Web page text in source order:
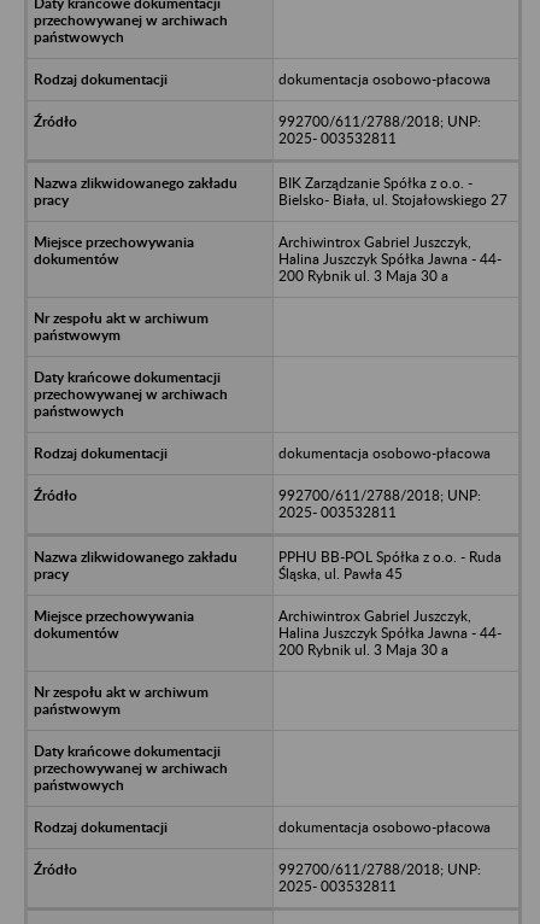
dokumentacja osobowo-płacowa
992700/611/2788/2018; UNP:
2025- 003532811
BIK Zarządzanie Spółka z o.o. -
Bielsko- Biała, ul. Stojałowskiego 27
Archiwintrox Gabriel Juszczyk,
Halina Juszczyk Spółka Jawna - 44-
200 Rybnik ul. 3 Maja 30 a
dokumentacja osobowo-płacowa
992700/611/2788/2018; UNP:
2025- 003532811
PPHU BB-POL Spółka z o.o. - Ruda
Śląska, ul. Pawła 45
Archiwintrox Gabriel Juszczyk,
Halina Juszczyk Spółka Jawna - 44-
200 Rybnik ul. 3 Maja 30 a
dokumentacja osobowo-płacowa
992700/611/2788/2018; UNP:
2025- 003532811